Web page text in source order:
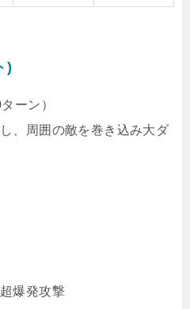
)
ーン）
、周囲の敵を巻き込み大ダ
爆発攻撃